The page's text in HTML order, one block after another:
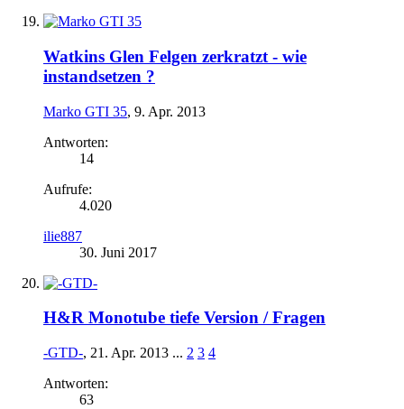
Watkins Glen Felgen zerkratzt - wie
instandsetzen ?
Marko GTI 35, 9. Apr. 2013
Antworten:
14
Aufrufe:
4.020
ilie887
30. Juni 2017
H&R Monotube tiefe Version / Fragen
-GTD-, 21. Apr. 2013 ... 2 3 4
Antworten:
63